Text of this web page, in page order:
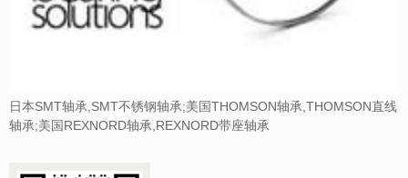
日本SMT轴承,SMT不锈钢轴承;美国THOMSON轴承,THOMSON直线
轴承;美国REXNORD轴承,REXNORD带座轴承